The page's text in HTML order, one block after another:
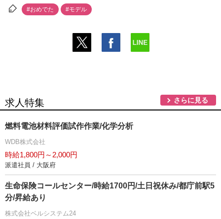
#おめでた #モデル
求人特集 さらに見る
燃料電池材料評価試作作業/化学分析
WDB株式会社
時給1,800円～2,000円
派遣社員 / 大阪府
生命保険コールセンター/時給1700円/土日祝休み/都庁前駅5
分/昇給あり
株式会社ベルシステム24